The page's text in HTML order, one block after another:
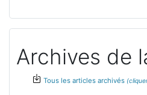
Archives de
Tous les articles archivés